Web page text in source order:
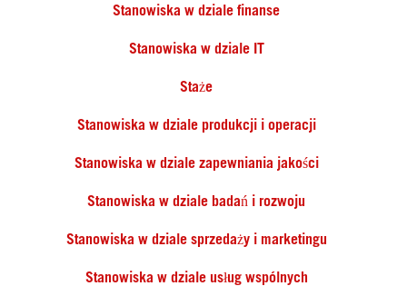
Stanowiska w dziale finanse
Stanowiska w dziale IT
Staże
Stanowiska w dziale produkcji i operacji
Stanowiska w dziale zapewniania jakości
Stanowiska w dziale badań i rozwoju
Stanowiska w dziale sprzedaży i marketingu
Stanowiska w dziale usług wspólnych